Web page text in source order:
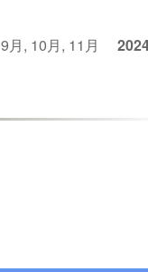
9月, 10月, 11月